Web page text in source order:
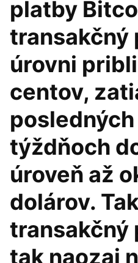
platby
transakčný
úrovni
centov,
týždňoch
úroveň až
dolárov.
transakčný
tak naozaj